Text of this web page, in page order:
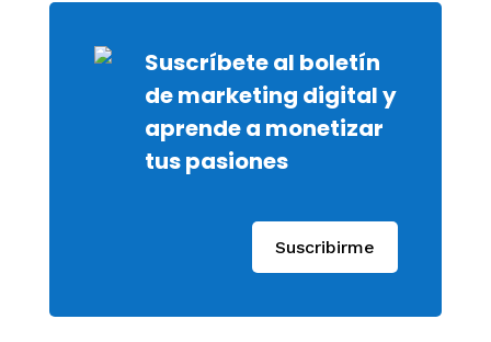
Suscríbete al boletín
de marketing digital y
aprende a monetizar
tus pasiones
Suscribirme